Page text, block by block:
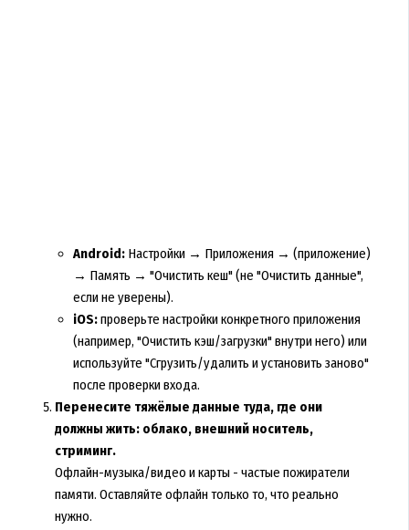
Android:Настройки → Приложения → (приложение)
→ Память → "Очистить кеш" (не "Очистить данные",
если не уверены).
iOS:проверьте настройки конкретного приложения
(например, "Очистить кэш/загрузки" внутри него) или
используйте "Сгрузить/удалить и установить заново"
после проверки входа.
Перенесите тяжёлые данные туда, где они
должны жить: облако, внешний носитель,
стриминг.
Офлайн-музыка/видео и карты - частые пожиратели
памяти. Оставляйте офлайн только то, что реально
нужно.